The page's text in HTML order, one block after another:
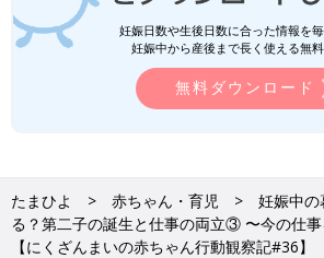
妊娠日数や生後日数に合った情報を
妊娠中から産後まで長く使える無
無料ダウンロード
たまひよ 赤ちゃん・育児 妊娠中の
る？第二子の誕生と仕事の両立③ 〜今の仕
【にくざんまいの赤ちゃん行動観察記#36】